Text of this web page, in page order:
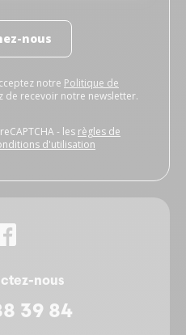
nous
notre Politique de
de recevoir notre newsletter.
- les règles de
d'utilisation
nous
39 84